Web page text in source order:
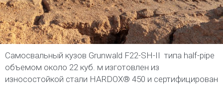
Самосвальный кузов Grunwald F22-SH-II типа half-pipe
объемом около 22 куб. м изготовлен из
износостойкой стали HARDOX® 450 и сертифицирован